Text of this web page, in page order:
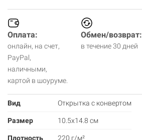
Оплата:
онлайн, на счет,
PayPal,
наличными,
картой в шоуруме.
Обмен/возврат:
в течение 30 дней
Вид Открытка с конвертом
Размер 10.5х14.8 см
Плотность 220 г/м²